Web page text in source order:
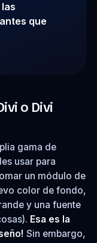
que
o Divi
gama de
usar para
un módulo de
color de fondo,
y una fuente
Esa es la
Sin embargo,